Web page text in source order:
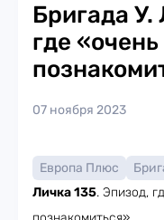
Бригада
где
07 ноября 2023
Европа Плюс
Личка 135. Эпизод,